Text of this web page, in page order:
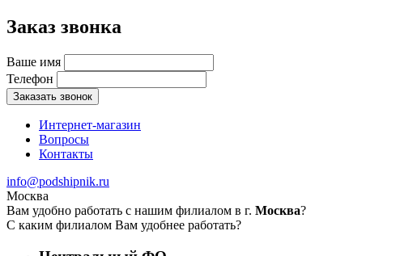
Заказ звонка
Ваше имя
Телефон
Заказать звонок
Интернет-магазин
Вопросы
Контакты
info@podshipnik.ru
Москва
Вам удобно работать с нашим филиалом в г. Москва?
С каким филиалом Вам удобнее работать?